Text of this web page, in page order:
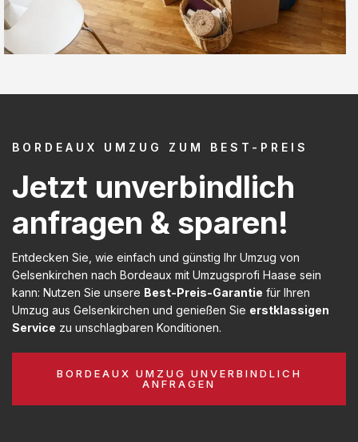
BORDEAUX UMZUG ZUM BEST-PREIS
Jetzt unverbindlich
anfragen & sparen!
Entdecken Sie, wie einfach und günstig Ihr Umzug von
Gelsenkirchen nach Bordeaux mit Umzugsprofi Haase sein
kann: Nutzen Sie unsere Best-Preis-Garantie für Ihren
Umzug aus Gelsenkirchen und genießen Sie erstklassigen
Service zu unschlagbaren Konditionen.
BORDEAUX UMZUG UNVERBINDLICH
ANFRAGEN